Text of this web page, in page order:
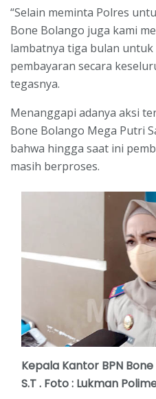
“Selain meminta Polres
Bone Bolango juga kami
lambatnya tiga bulan untuk
pembayaran secara
tegasnya.
Menanggapi adanya aksi
Bone Bolango Mega Putri
bahwa hingga saat ini
masih berproses.
Kepala Kantor BPN
S.T . Foto : Lukman